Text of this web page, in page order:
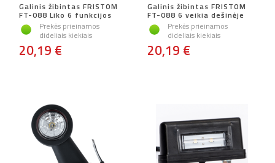
Galinis žibintas FRISTOM
FT-088 Liko 6 funkcijos
Prekės prieinamos
dideliais kiekiais
20,19 €
Galinis žibintas FRISTOM
FT-088 6 veikia dešinėje
Prekės prieinamos
dideliais kiekiais
20,19 €